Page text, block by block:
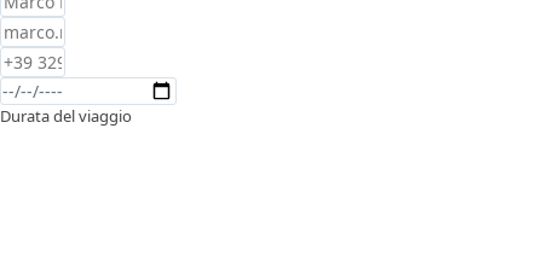
Durata del viaggio